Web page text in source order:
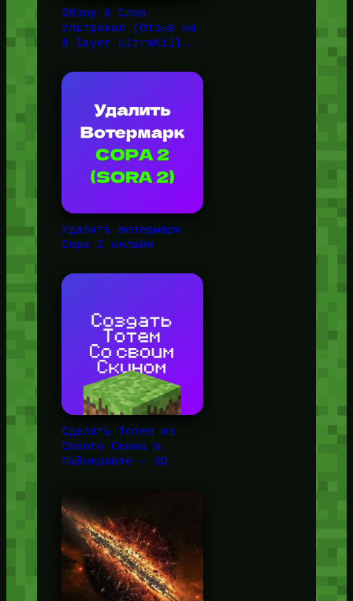
Обзор 8 Слоя
Ультракил (Отзыв на
8 layer UltraKill…
Удалить вотермарк
Сора 2 онлайн
Сделать Тотем из
Своего Скина в
Майнкрафте — 3D